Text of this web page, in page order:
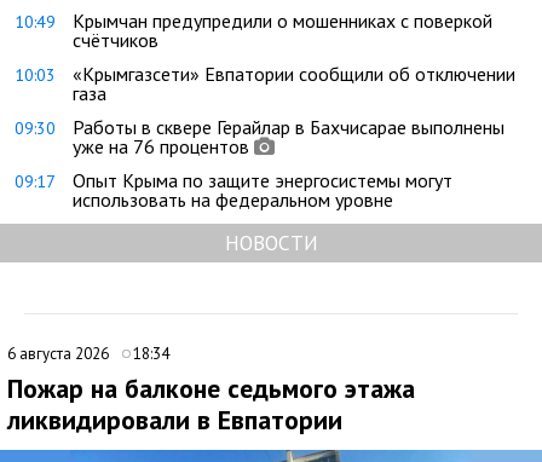
10:49
Крымчан предупредили о мошенниках с поверкой
счётчиков
10:03
«Крымгазсети» Евпатории сообщили об отключении
газа
09:30
Работы в сквере Герайлар в Бахчисарае выполнены
уже на 76 процентов
09:17
Опыт Крыма по защите энергосистемы могут
использовать на федеральном уровне
НОВОСТИ
6 августа 2026 18:34
Пожар на балконе седьмого этажа
ликвидировали в Евпатории